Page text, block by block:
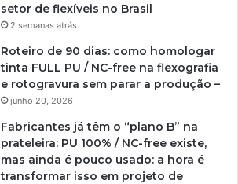
setor de flexíveis no Brasil
2 semanas atrás
Roteiro de 90 dias: como homologar
tinta FULL PU / NC-free na flexografia
e rotogravura sem parar a produção –
junho 20, 2026
Fabricantes já têm o “plano B” na
prateleira: PU 100% / NC-free existe,
mas ainda é pouco usado: a hora é
transformar isso em projeto de